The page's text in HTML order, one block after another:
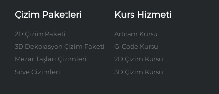
Çizim Paketleri
2D Çizim Paketi
3D Dekorasyon Çizim Paketi
Mezar Taşları Çizimleri
Söve Çizimleri
Kurs Hizmeti
Artcam Kursu
G-Code Kursu
2D Çizim Kursu
3D Çizim Kursu